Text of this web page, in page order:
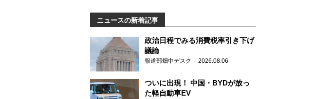
ニュースの新着記事
政治日程でみる消費税率引き下げ
議論
報道部畑中デスク 2026.08.06
ついに出現！ 中国・BYDが放っ
た軽自動車EV